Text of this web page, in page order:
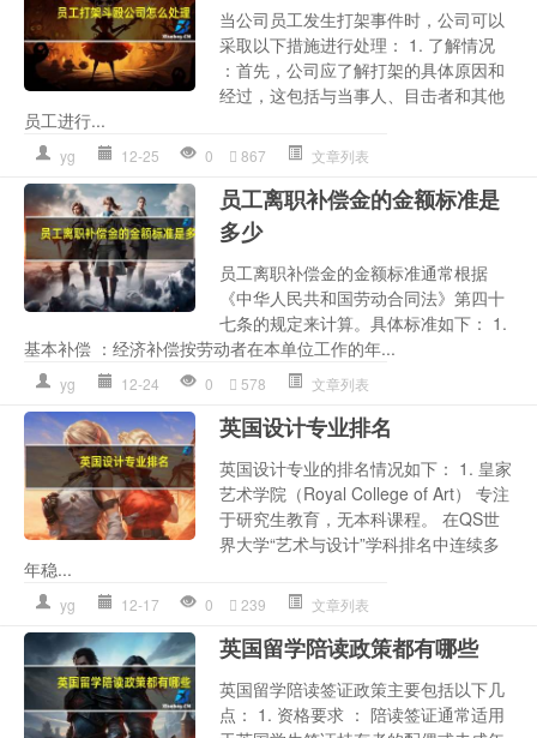
当公司员工发生打架事件时，公司可以
采取以下措施进行处理： 1. 了解情况
：首先，公司应了解打架的具体原因和
经过，这包括与当事人、目击者和其他
员工进行...
yg 12-25 0 867 文章列表
员工离职补偿金的金额标准是
多少
员工离职补偿金的金额标准通常根据
《中华人民共和国劳动合同法》第四十
七条的规定来计算。具体标准如下： 1.
基本补偿 ：经济补偿按劳动者在本单位工作的年...
yg 12-24 0 578 文章列表
英国设计专业排名
英国设计专业的排名情况如下： 1. 皇家
艺术学院（Royal College of Art） 专注
于研究生教育，无本科课程。 在QS世
界大学“艺术与设计”学科排名中连续多
年稳...
yg 12-17 0 239 文章列表
英国留学陪读政策都有哪些
英国留学陪读签证政策主要包括以下几
点： 1. 资格要求 ： 陪读签证通常适用